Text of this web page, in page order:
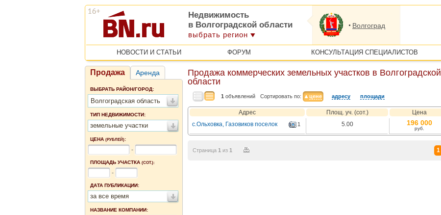
Недвижимость
в Волгоградской области
выбрать регион
Волгоград
НОВОСТИ И СТАТЬИ ФОРУМ КОНСУЛЬТАЦИЯ СПЕЦИАЛИСТОВ
Продажа Аренда
ВЫБРАТЬ РАЙОН/ГОРОД:
Волгоградская область
ТИП НЕДВИЖИМОСТИ:
земельные участки
ЦЕНА (РУБЛЕЙ):
-
ПЛОЩАДЬ УЧАСТКА (СОТ.):
-
ДАТА ПУБЛИКАЦИИ:
за все время
НАЗВАНИЕ КОМПАНИИ:
Продажа коммерческих земельных участков в Волгоградской
области
1 объявлений Сортировать по: цене адресу площади
Адрес Площ. уч. (сот.)
Цена
с.Ольховка, Газовиков поселок
1 5.00 196 000
руб.
Страница 1 из 1 1